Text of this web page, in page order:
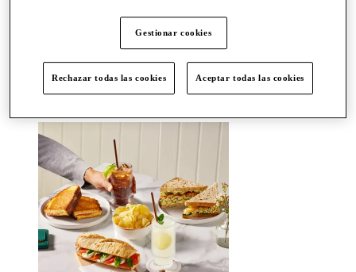
Servicios
Gestionar cookies
Rechazar todas las cookies Aceptar todas las cookies